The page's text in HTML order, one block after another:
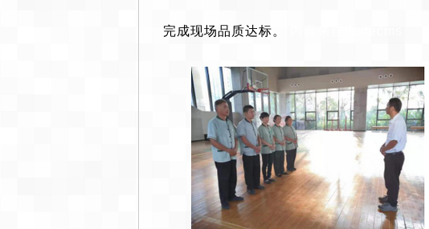
完成现场品质达标。